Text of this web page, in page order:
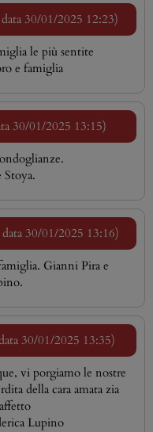
30/01/2025 12:23)
le più sentite
e famiglia
30/01/2025 13:15)
30/01/2025 13:16)
Gianni Pira e
30/01/2025 13:35)
vi porgiamo le nostre
della cara amata zia
Lupino